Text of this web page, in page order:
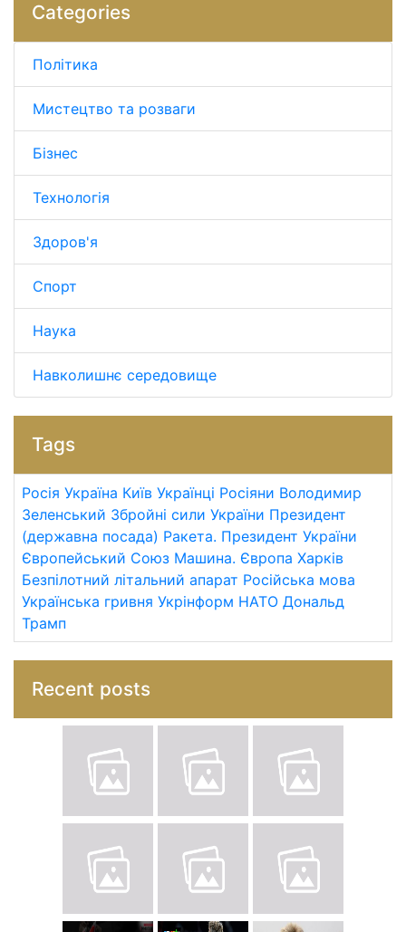
Categories
Політика
Мистецтво та розваги
Бізнес
Технологія
Здоров'я
Спорт
Наука
Навколишнє середовище
Tags
Росія Україна Київ Українці Росіяни Володимир
Зеленський Збройні сили України Президент
(державна посада) Ракета. Президент України
Європейський Союз Машина. Європа Харків
Безпілотний літальний апарат Російська мова
Українська гривня Укрінформ НАТО Дональд
Трамп
Recent posts